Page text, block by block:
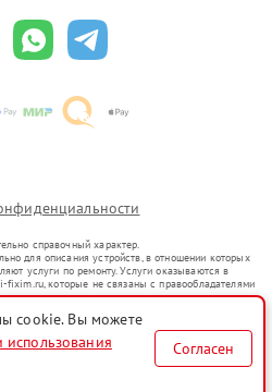
справочный характер.
для описания устройств, в отношении которых
услуги по ремонту. Услуги оказываются в
fixim.ru, которые не связаны с правообладателями
введенных в гражданский оборот в соответствии
цели индивидуализации услуг или введения
о предоставляемых услугах по
публичной офертой, определяемой
РФ
cookie. Вы можете
использования
Согласен